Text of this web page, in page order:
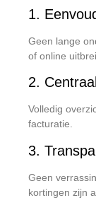
1.
Geen lange
of online
2.
Volledig
facturatie.
3.
Geen
kortingen zijn